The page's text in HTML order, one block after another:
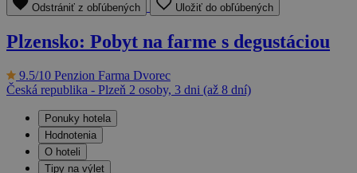
Odstrániť z obľúbených Uložiť do obľúbených
Plzensko: Pobyt na farme s degustáciou
9.5/10 Penzion Farma Dvorec
Česká republika - Plzeň 2 osoby, 3 dni (až 8 dní)
Ponuky hotela
Hodnotenia
O hoteli
Tipy na výlet